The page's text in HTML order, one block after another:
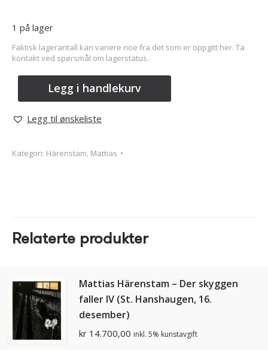
1 på lager
Faktisk lagerantall kan variere noe fra det som er oppgitt her. Ta
kontakt ved spørsmål om lagerstatus.
Legg i handlekurv
Legg til ønskeliste
Kategori: Härenstam, Mattias
Relaterte produkter
Mattias Härenstam – Der skyggen
faller IV (St. Hanshaugen, 16.
desember)
kr 14.700,00 inkl. 5% kunstavgift